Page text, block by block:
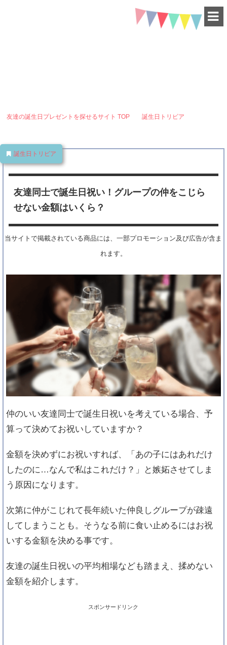
友達の誕生日プレゼントを探せるサイト TOP 誕生日トリビア
誕生日トリビア
友達同士で誕生日祝い！グループの仲をこじら
せない金額はいくら？
当サイトで掲載されている商品には、一部プロモーション及び広告が含ま
れます。
仲のいい友達同士で誕生日祝いを考えている場合、予
算って決めてお祝いしていますか？
金額を決めずにお祝いすれば、「あの子にはあれだけ
したのに…なんで私はこれだけ？」と嫉妬させてしま
う原因になります。
次第に仲がこじれて長年続いた仲良しグループが疎遠
してしまうことも。そうなる前に食い止めるにはお祝
いする金額を決める事です。
友達の誕生日祝いの平均相場なども踏まえ、揉めない
金額を紹介します。
スポンサードリンク